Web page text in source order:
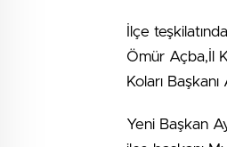
İlçe
Ömür Açba,İl
Koları
Yeni Başkan